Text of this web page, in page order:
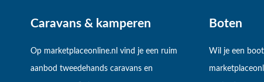
Caravans & kamperen
Op marketplaceonline.nl vind je een ruim
aanbod tweedehands caravans en
Boten
Wil je een